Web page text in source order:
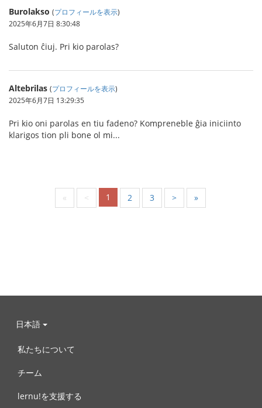
Burolakso (プロフィールを表示)
2025年6月7日 8:30:48
Saluton ĉiuj. Pri kio parolas?
Altebrilas (プロフィールを表示)
2025年6月7日 13:29:35
Pri kio oni parolas en tiu fadeno? Kompreneble ĝia iniciinto
klarigos tion pli bone ol mi...
« < 1 2 3 > »
日本語
私たちについて
チーム
lernu!を支援する